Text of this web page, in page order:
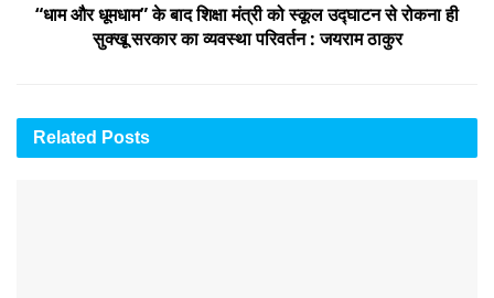
“धाम और धूमधाम” के बाद शिक्षा मंत्री को स्कूल उद्घाटन से रोकना ही
सुक्खू सरकार का व्यवस्था परिवर्तन : जयराम ठाकुर
Related Posts